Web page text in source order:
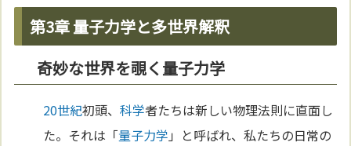
第3章 量子力学と多世界解釈
奇妙な世界を覗く量子力学
20世紀初頭、科学者たちは新しい物理法則に直面し
た。それは「量子力学 」と呼ばれ、私たちの日常の